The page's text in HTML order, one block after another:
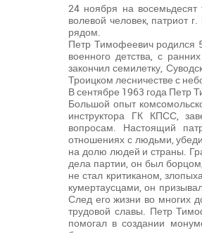
24 ноября на
волевой человек, патриот
рядом.
Петр Тимофеевич родился
военного детства, с
закончил семилетку,
Троицком лесничестве с
В сентябре 1963 года Петр
Большой опыт
инструктора ГК КПСС,
вопросам. Настоящий
отношениях с людьми,
на долю людей и страны.
дела партии, он был
не стал критиканом,
кумертаусцами, он
След его жизни во многих
трудовой славы. Петр
помогал в создании